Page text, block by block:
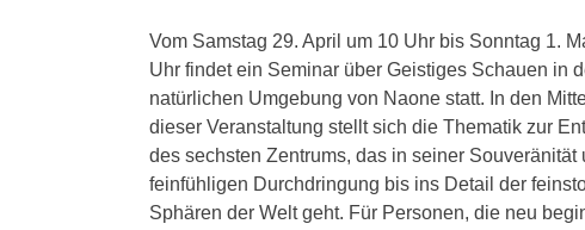
Vom Samstag 29. April um 10 Uhr bis Sonntag 1.
Uhr findet ein Seminar über Geistiges Schauen in
natürlichen Umgebung von Naone statt. In den
dieser Veranstaltung stellt sich die Thematik zur
des sechsten Zentrums, das in seiner Souveränität
feinfühligen Durchdringung bis ins Detail der
Sphären der Welt geht. Für Personen, die neu